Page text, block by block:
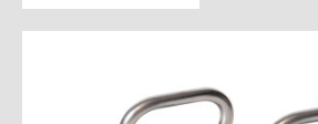
WORK SYSTEM GRONINGEN